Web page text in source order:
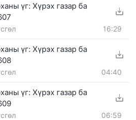
үг: Хүрэх газар ба
16:29
үг: Хүрэх газар ба
04:40
үг: Хүрэх газар ба
06:59